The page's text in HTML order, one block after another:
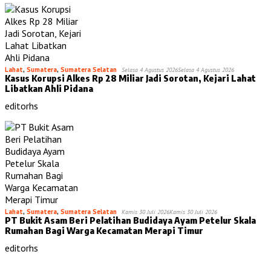
Lahat, Sumatera, Sumatera Selatan Selasa 4 Agustus 2026Selasa 4 Agustus 2026
Kasus Korupsi Alkes Rp 28 Miliar Jadi Sorotan, Kejari Lahat
Libatkan Ahli Pidana
editorhs
Lahat, Sumatera, Sumatera Selatan Kamis 30 Juli 2026Kamis 30 Juli 2026
PT Bukit Asam Beri Pelatihan Budidaya Ayam Petelur Skala
Rumahan Bagi Warga Kecamatan Merapi Timur
editorhs